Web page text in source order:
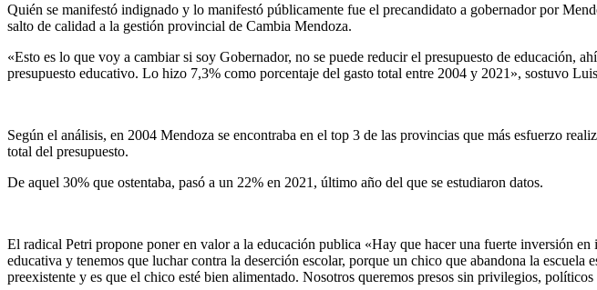
Quién se manifestó indignado y lo manifestó públicamente fue el precandidato a gobernador por
salto de calidad a la gestión provincial de Cambia Mendoza.
«Esto es lo que voy a cambiar si soy Gobernador, no se puede reducir el presupuesto de educación,
presupuesto educativo. Lo hizo 7,3% como porcentaje del gasto total entre 2004 y 2021», sostuvo
Según el análisis, en 2004 Mendoza se encontraba en el top 3 de las provincias que más esfuerzo
total del presupuesto.
De aquel 30% que ostentaba, pasó a un 22% en 2021, último año del que se estudiaron datos.
El radical Petri propone poner en valor a la educación publica «Hay que hacer una fuerte inversión
educativa y tenemos que luchar contra la deserción escolar, porque un chico que abandona la
preexistente y es que el chico esté bien alimentado. Nosotros queremos presos sin privilegios,